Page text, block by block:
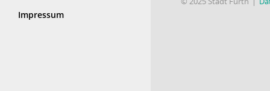
Impressum